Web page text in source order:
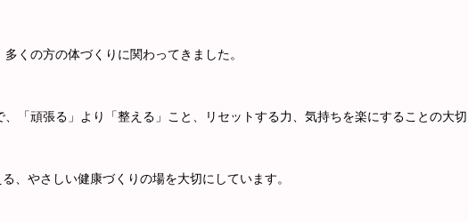
くの方の体づくりに関わってきました。
「頑張る」より「整える」こと、 リセットする力、気持ちを楽にすることの大切
、やさしい健康づくりの場を大切にしています。